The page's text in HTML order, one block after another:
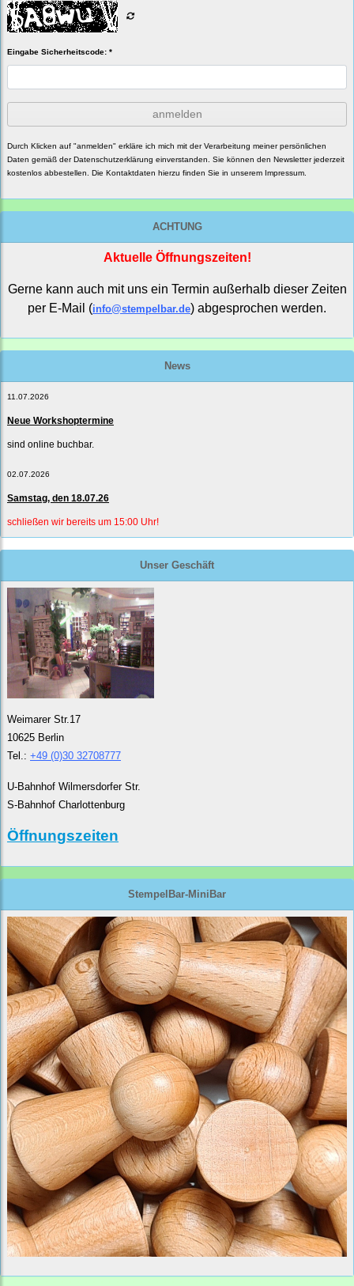
Eingabe Sicherheitscode: *
anmelden
Durch Klicken auf "anmelden" erkläre ich mich mit der Verarbeitung meiner persönlichen
Daten gemäß der Datenschutzerklärung einverstanden. Sie können den Newsletter jederzeit
kostenlos abbestellen. Die Kontaktdaten hierzu finden Sie in unserem Impressum.
ACHTUNG
Aktuelle Öffnungszeiten!
Gerne kann auch mit uns ein Termin außerhalb dieser Zeiten
per E-Mail (info@stempelbar.de) abgesprochen werden.
News
11.07.2026
Neue Workshoptermine
sind online buchbar.
02.07.2026
Samstag, den 18.07.26
schließen wir bereits um 15:00 Uhr!
Unser Geschäft
Weimarer Str.17
10625 Berlin
Tel.: +49 (0)30 32708777
U-Bahnhof Wilmersdorfer Str.
S-Bahnhof Charlottenburg
Öffnungszeiten
StempelBar-MiniBar